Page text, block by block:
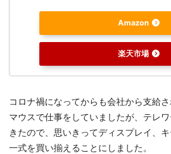
Amazon
楽天市場
コロナ禍になってからも会社から支給
マウスで仕事をしていましたが、テレ
きたので、思いきってディスプレイ、
一式を買い揃えることにしました。